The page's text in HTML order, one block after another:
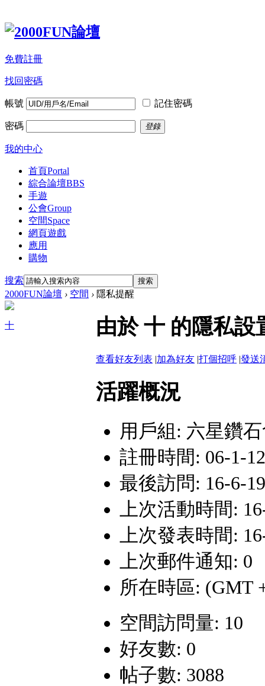
免費註冊
找回密碼
帳號 記住密碼
密碼 登錄
我的中心
首頁Portal
綜合論壇BBS
手遊
公會Group
空間Space
網頁遊戲
應用
購物
搜索 搜索
2000FUN論壇 › 空間 › 隱私提醒
十 由於 十 的隱私
查看好友列表 |加為好友 |打個招呼 |發送
活躍概況
用戶組: 六星鑽
註冊時間: 06-1-
最後訪問: 16-6-
上次活動時間:
上次發表時間:
上次郵件通知: 0
所在時區: (GMT
空間訪問量: 10
好友數: 0
帖子數: 3088